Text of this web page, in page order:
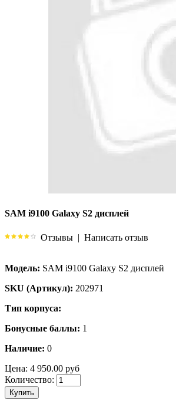
SAM i9100 Galaxy S2 дисплей
Отзывы | Написать отзыв
Модель: SAM i9100 Galaxy S2 дисплей
SKU (Артикул): 202971
Тип корпуса:
Бонусные баллы: 1
Наличие: 0
Цена: 4 950.00 руб
Количество:
Купить